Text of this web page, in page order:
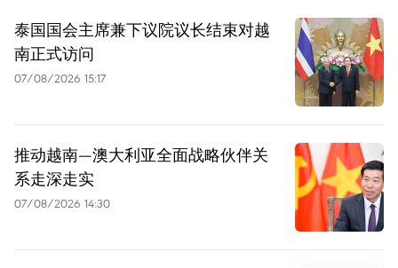
泰国国会主席兼下议院议长结束对越
南正式访问
07/08/2026 15:17
推动越南—澳大利亚全面战略伙伴关
系走深走实
07/08/2026 14:30